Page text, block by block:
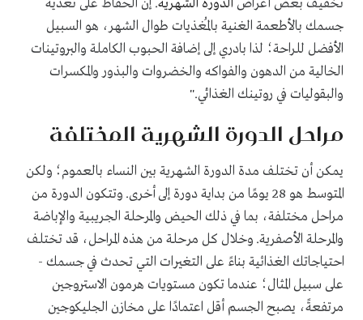
تخفيف بعض أعراض الدورة الشهرية. إن الحفاظ على تغذية
جسمك بالأطعمة الغنية بالمُغذيات طوال الشهر، هو السبيل
الأفضل للراحة؛ لذا بادري إلى إضافة الحبوب الكاملة والبروتينات
الخالية من الدهون والفواكه والخضروات والبذور والمكسرات
والبقوليات في روتينك الغذائي".
مراحل الدورة الشهرية المختلفة
يمكن أن تختلف مدة الدورة الشهرية بين النساء بالعموم؛ ولكن
المتوسط هو 28 يومًا من بداية دورة إلى أخرى. وتتكون الدورة من
مراحل مختلفة، بما في ذلك الحيض والمرحلة الجريبية والإباضة
والمرحلة الأصفرية. وخلال كل مرحلة من هذه المراحل، قد تختلف
احتياجاتك الغذائية بناءً على التغيرات التي تحدث في جسمك -
على سبيل المثال؛ عندما تكون مستويات هرمون الاستروجين
مرتفعةً، يصبح الجسم أقل اعتمادًا على مخازن الجليكوجين